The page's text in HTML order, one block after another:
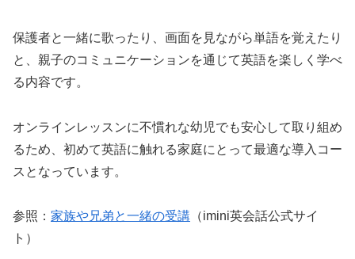
保護者と一緒に歌ったり、画面を見ながら単語を覚えたり
と、親子のコミュニケーションを通じて英語を楽しく学べ
る内容です。
オンラインレッスンに不慣れな幼児でも安心して取り組め
るため、初めて英語に触れる家庭にとって最適な導入コー
スとなっています。
参照： 家族や兄弟と一緒の受講 （imini英会話公式サイ
ト）